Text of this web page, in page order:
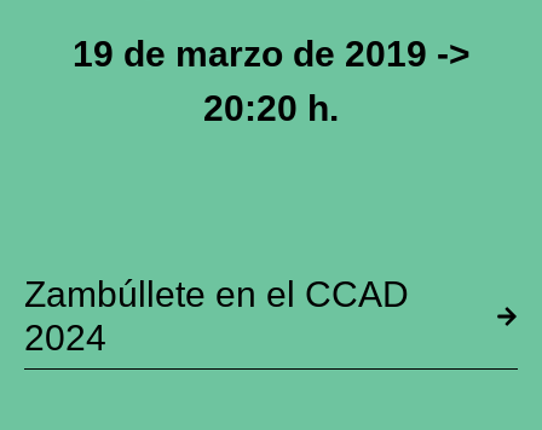
19 de marzo de 2019 ->
20:20 h.
Zambúllete en el CCAD
2024